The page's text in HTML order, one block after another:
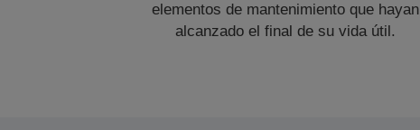
elementos de mantenimiento que hayan
alcanzado el final de su vida útil.